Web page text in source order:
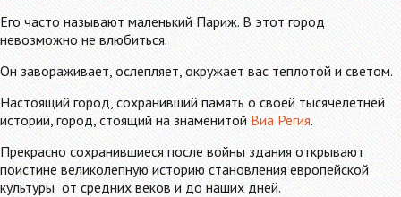
Его часто называют маленький Париж. В этот город
невозможно не влюбиться.
Он завораживает, ослепляет, окружает вас теплотой и светом.
Настоящий город, сохранивший память о своей тысячелетней
истории, город, стоящий на знаменитойВиа Регия.
Прекрасно сохранившиеся после войны здания открывают
поистине великолепную историю становления европейской
культуры от средних веков и до наших дней.